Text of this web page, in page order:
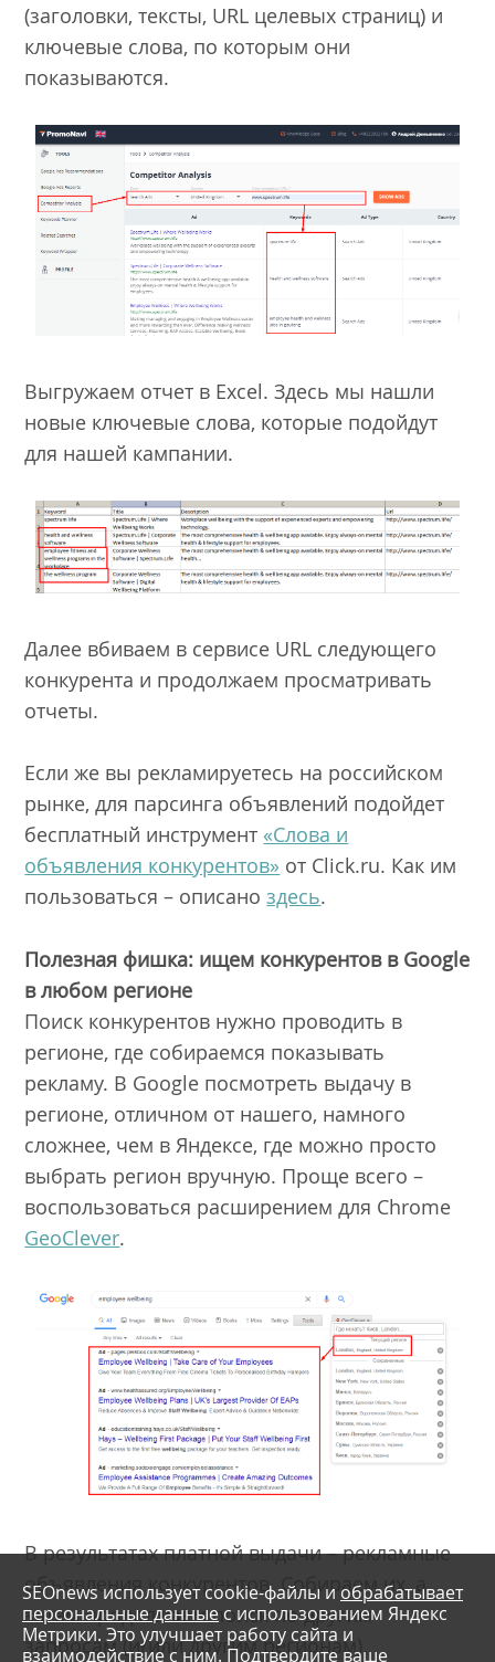
(заголовки, тексты, URL целевых страниц) и
ключевые слова, по которым они
показываются.
Выгружаем отчет в Excel. Здесь мы нашли
новые ключевые слова, которые подойдут
для нашей кампании.
Далее вбиваем в сервисе URL следующего
конкурента и продолжаем просматривать
отчеты.
Если же вы рекламируетесь на российском
рынке, для парсинга объявлений подойдет
бесплатный инструмент«Слова и
объявления конкурентов» от Click.ru. Как им
пользоваться – описаноздесь.
Полезная фишка: ищем конкурентов в Google
в любом регионе
Поиск конкурентов нужно проводить в
регионе, где собираемся показывать
рекламу. В Google посмотреть выдачу в
регионе, отличном от нашего, намного
сложнее, чем в Яндексе, где можно просто
выбрать регион вручную. Проще всего –
воспользоваться расширением для Chrome
GeoClever.
В результатах платной выдачи – рекламные
объявления конкурентов. Собираем их, а
затем продолжаем поиск по другим
запросам (и/или другим регионам).
SEOnews использует cookie-файлы и обрабатывает
персональные данные с использованием Яндекс
Метрики. Это улучшает работу сайта и
взаимодействие с ним. Подтвердите ваше